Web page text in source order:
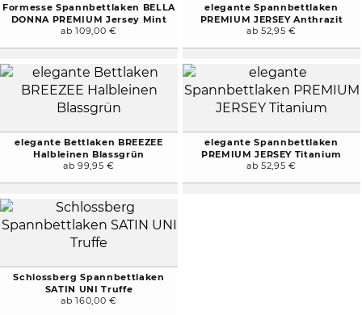
Formesse Spannbettlaken BELLA
DONNA PREMIUM Jersey Mint
ab 109,00 €
elegante Spannbettlaken
PREMIUM JERSEY Anthrazit
ab 52,95 €
elegante Bettlaken BREEZEE
Halbleinen Blassgrün
ab 99,95 €
elegante Spannbettlaken
PREMIUM JERSEY Titanium
ab 52,95 €
Schlossberg Spannbettlaken
SATIN UNI Truffe
ab 160,00 €